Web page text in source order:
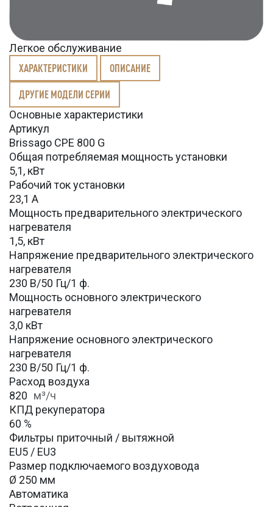
Легкое обслуживание
ХАРАКТЕРИСТИКИ ОПИСАНИЕ
ДРУГИЕ МОДЕЛИ СЕРИИ
Основные характеристики
Артикул
Brissago CPE 800 G
Общая потребляемая мощность установки
5,1, кВт
Рабочий ток установки
23,1 А
Мощность предварительного электрического
нагревателя
1,5, кВт
Напряжение предварительного электрического
нагревателя
230 В/50 Гц/1 ф.
Мощность основного электрического
нагревателя
3,0 кВт
Напряжение основного электрического
нагревателя
230 В/50 Гц/1 ф.
Расход воздуха
820 м³/ч
КПД рекуператора
60 %
Фильтры приточный / вытяжной
EU5 / EU3
Размер подключаемого воздуховода
Ø 250 мм
Автоматика